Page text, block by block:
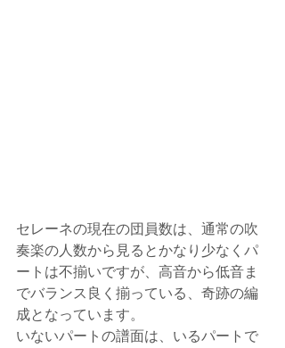
セレーネの現在の団員数は、通常の吹
奏楽の人数から見るとかなり少なくパ
ートは不揃いですが、高音から低音ま
でバランス良く揃っている、奇跡の編
成となっています。
いないパートの譜面は、いるパートで